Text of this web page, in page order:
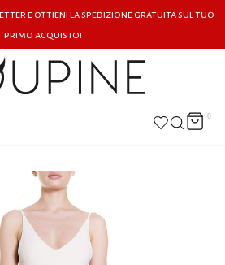
e ottieni la spedizione gratuita sul tuo
primo acquisto!
0